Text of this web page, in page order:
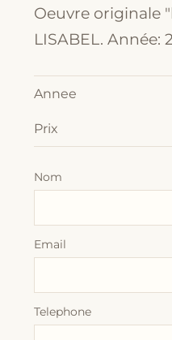
Oeuvre originale
LISABEL. Année:
Annee
Prix
Nom
Email
Telephone